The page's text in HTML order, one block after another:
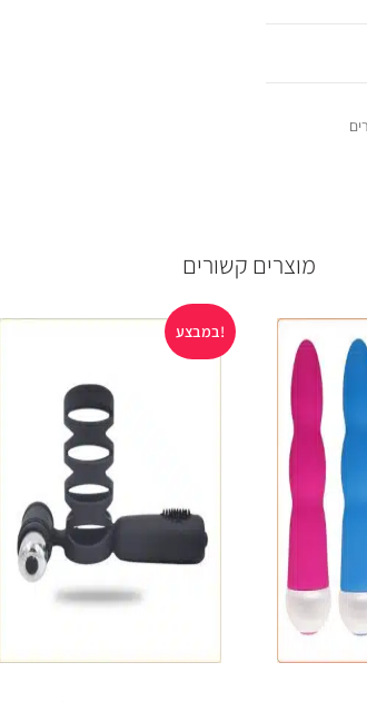
מוצרים קשורים
במבצע!